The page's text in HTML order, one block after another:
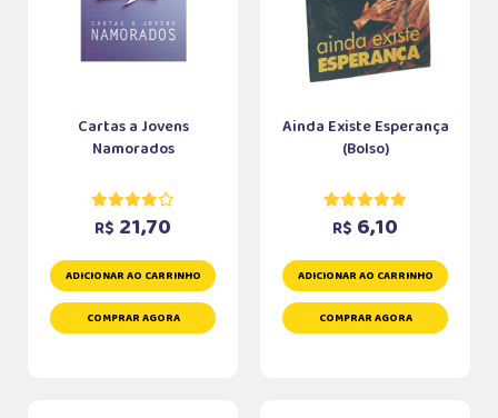
Cartas a Jovens
Namorados
R$ 21,70
ADICIONAR AO CARRINHO
COMPRAR AGORA
Ainda Existe Esperança
(Bolso)
R$ 6,10
ADICIONAR AO CARRINHO
COMPRAR AGORA